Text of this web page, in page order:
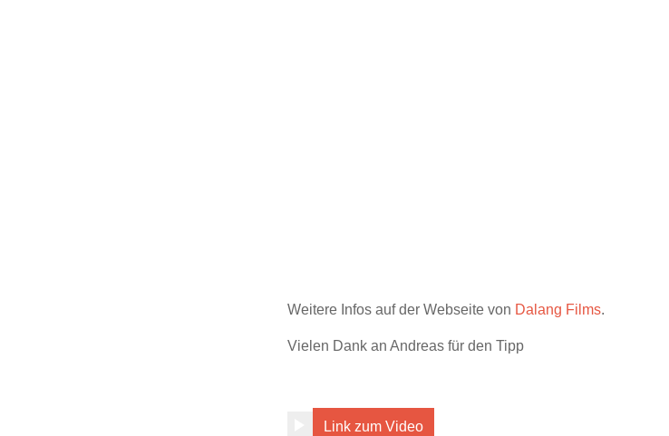
Weitere Infos auf der Webseite von Dalang Films.
Vielen Dank an Andreas für den Tipp
Link zum Video